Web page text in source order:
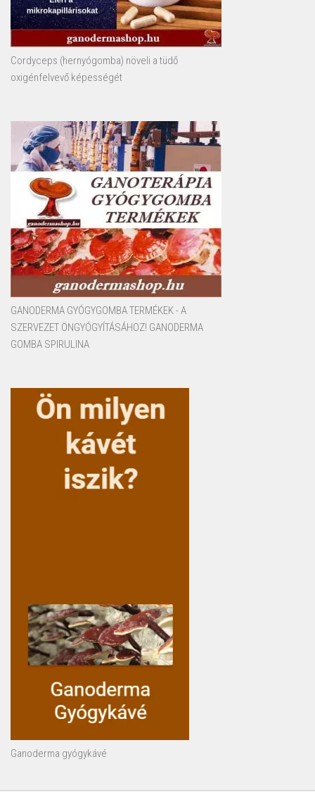
Cordyceps (hernyógomba) növeli a tüdő
oxigénfelvevő képességét
GANODERMA GYÓGYGOMBA TERMÉKEK - A
SZERVEZET ÖNGYÓGYÍTÁSÁHOZ! GANODERMA
GOMBA SPIRULINA
Ganoderma gyógykávé